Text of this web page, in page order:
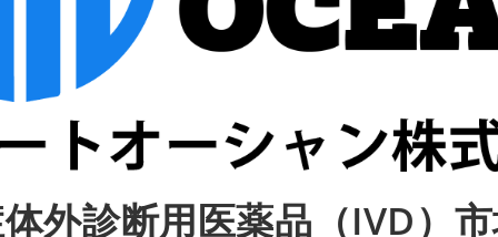
外診断用医薬品（IVD）